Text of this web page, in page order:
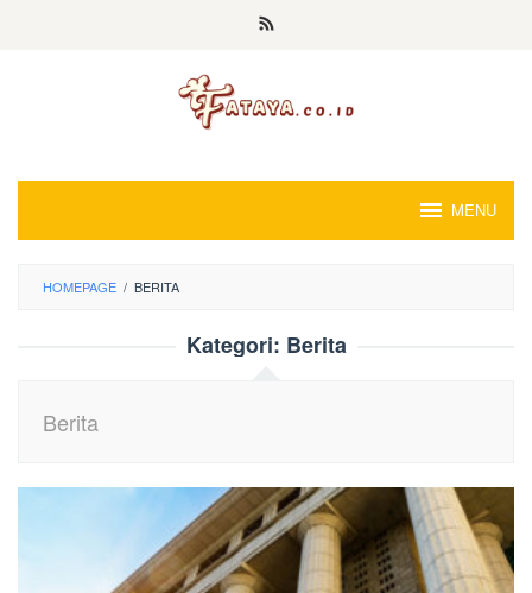
MENU
HOMEPAGE / BERITA
Kategori: Berita
Berita